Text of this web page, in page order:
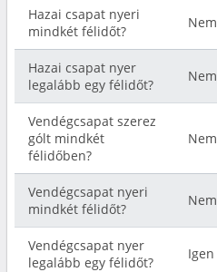
Hazai csapat nyeri
mindkét félidőt?
Nem
Hazai csapat nyer
legalább egy félidőt?
Nem
Vendégcsapat szerez
gólt mindkét
félidőben?
Nem
Vendégcsapat nyeri
mindkét félidőt?
Nem
Vendégcsapat nyer
legalább egy félidőt?
Igen